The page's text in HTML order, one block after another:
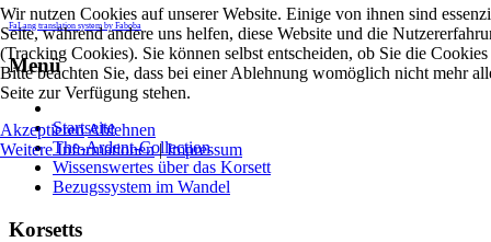
FaLang translation system by Faboba
Menü
Startseite
The-Ardent-Collection
Wissenswertes über das Korsett
Bezugssystem im Wandel
Korsetts
Wir nutzen Cookies auf unserer Website. Einige von ihnen sind
Seite, während andere uns helfen, diese Website und die
(Tracking Cookies). Sie können selbst entscheiden, ob Sie die
Bitte beachten Sie, dass bei einer Ablehnung womöglich nicht mehr
Seite zur Verfügung stehen.
AkzeptierenAblehnen
Weitere Informationen|Impressum